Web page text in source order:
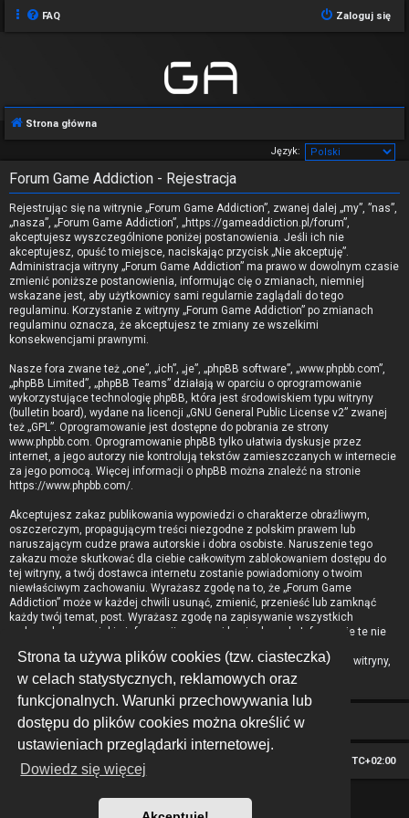
Strona ta używa plików cookies (tzw. ciasteczka)
w celach statystycznych, reklamowych oraz
funkcjonalnych. Warunki przechowywania lub
dostępu do plików cookies można określić w
ustawieniach przeglądarki internetowej.
Dowiedz się więcej
FAQ Zaloguj się
Strona główna
Język:
Forum Game Addiction - Rejestracja
Rejestrując się na witrynie „Forum Game Addiction”, zwanej dalej „my”, ”nas”,
„nasza”, „Forum Game Addiction”, „https://gameaddiction.pl/forum”,
akceptujesz wyszczególnione poniżej postanowienia. Jeśli ich nie
akceptujesz, opuść to miejsce, naciskając przycisk „Nie akceptuję”.
Administracja witryny „Forum Game Addiction” ma prawo w dowolnym czasie
zmienić poniższe postanowienia, informując cię o zmianach, niemniej
wskazane jest, aby użytkownicy sami regularnie zaglądali do tego
regulaminu. Korzystanie z witryny „Forum Game Addiction” po zmianach
regulaminu oznacza, że akceptujesz te zmiany ze wszelkimi
konsekwencjami prawnymi.
Nasze fora zwane też „one”, „ich”, „je”, „phpBB software”, „www.phpbb.com”,
„phpBB Limited”, „phpBB Teams” działają w oparciu o oprogramowanie
wykorzystujące technologię phpBB, która jest środowiskiem typu witryny
(bulletin board), wydane na licencji „GNU General Public License v2” zwanej
też „GPL”. Oprogramowanie jest dostępne do pobrania ze strony
www.phpbb.com. Oprogramowanie phpBB tylko ułatwia dyskusje przez
internet, a jego autorzy nie kontrolują tekstów zamieszczanych w internecie
za jego pomocą. Więcej informacji o phpBB można znaleźć na stronie
https://www.phpbb.com/.
Akceptujesz zakaz publikowania wypowiedzi o charakterze obraźliwym,
oszczerczym, propagującym treści niezgodne z polskim prawem lub
naruszającym cudze prawa autorskie i dobra osobiste. Naruszenie tego
zakazu może skutkować dla ciebie całkowitym zablokowaniem dostępu do
tej witryny, a twój dostawca internetu zostanie powiadomiony o twoim
niewłaściwym zachowaniu. Wyrażasz zgodę na to, że „Forum Game
Addiction” może w każdej chwili usunąć, zmienić, przenieść lub zamknąć
każdy twój temat, post. Wyrażasz zgodę na zapisywanie wszystkich
podanych przez ciebie informacji w naszej bazie danych. Informacje te nie
Addiction”, ani phpBB nie ponosi odpowiedzialności za włamania do witryny,
podczas których może dojść do kradzieży danych.
Strona główna UTC+02:00
MannixMD
Technologię dostarczaphpBB® Forum Software © phpBB Limited